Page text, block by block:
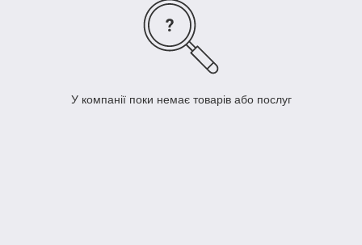
У компанії поки немає товарів або послуг